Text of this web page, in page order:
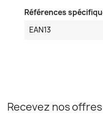
Références
EAN13
Recevez nos